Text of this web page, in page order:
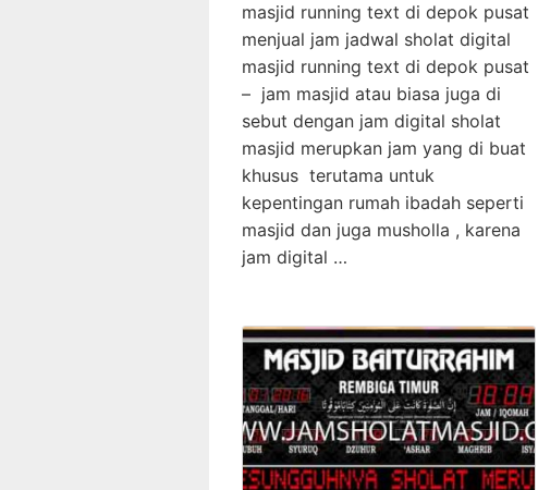
masjid running text di depok pusat
menjual jam jadwal sholat digital
masjid running text di depok pusat
– jam masjid atau biasa juga di
sebut dengan jam digital sholat
masjid merupkan jam yang di buat
khusus terutama untuk
kepentingan rumah ibadah seperti
masjid dan juga musholla , karena
jam digital …